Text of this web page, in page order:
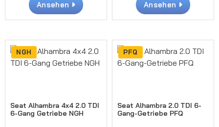
Ansehen Ansehen
NGH
Seat Alhambra 4x4 2.0 TDI
6-Gang Getriebe NGH
PFQ
Seat Alhambra 2.0 TDI 6-
Gang-Getriebe PFQ